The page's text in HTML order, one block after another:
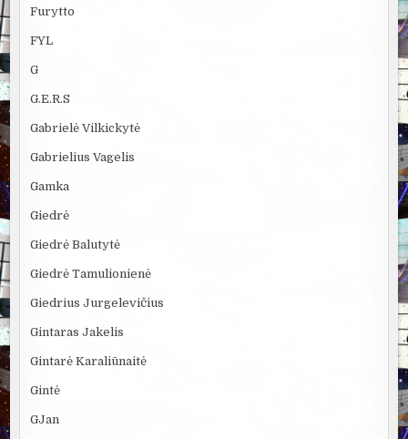
Furytto
FYL
G
G.E.R.S
Gabrielė Vilkickytė
Gabrielius Vagelis
Gamka
Giedrė
Giedrė Balutytė
Giedrė Tamulionienė
Giedrius Jurgelevičius
Gintaras Jakelis
Gintarė Karaliūnaitė
Gintė
GJan